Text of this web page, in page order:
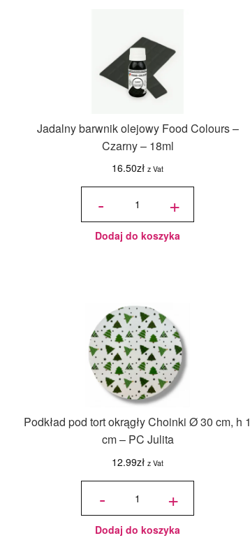
Jadalny barwnik olejowy Food Colours –
Czarny – 18ml
16.50zł z Vat
-
ilość
olejowy
Food
-
Czarny
+
Dodaj do koszyka
Podkład pod tort okrągły Choinki Ø 30 cm, h 1
cm – PC Julita
12.99zł z Vat
-
ilość
okrągły
Choinki
cm, h 1
cm - PC
+
Dodaj do koszyka